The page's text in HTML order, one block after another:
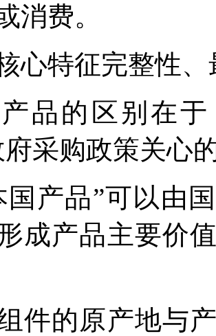
消费。
心特征完整性
品的区别在
采购政策关心
国产品”可以由
成产品主要价
件的原产地与